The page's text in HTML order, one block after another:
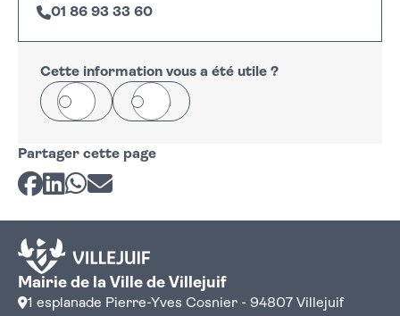
01 86 93 33 60
+
−
Cette information vous a été utile ?
Oui Non
Partager cette page
Partager sur Facebook
Partager sur LinkedIn
Partager sur Whatsapp
Partager par courriel
Mairie de la Ville de Villejuif
1 esplanade Pierre-Yves Cosnier - 94807 Villejuif